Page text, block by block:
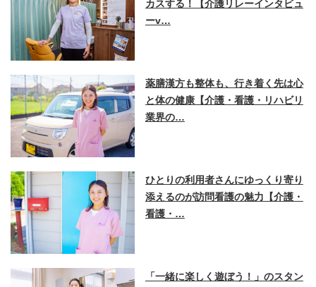
カスする！【介護リレーインタビュ
ーv…
薬膳漢方も整体も、行き着く先は心
と体の健康【介護・看護・リハビリ
業界の…
ひとりの利用者さんにゆっくり寄り
添えるのが訪問看護の魅力【介護・
看護・…
「一緒に楽しく遊ぼう！」のスタン